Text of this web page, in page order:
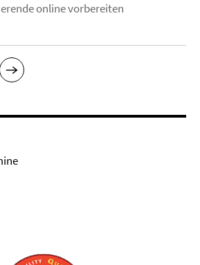
online vorbereiten